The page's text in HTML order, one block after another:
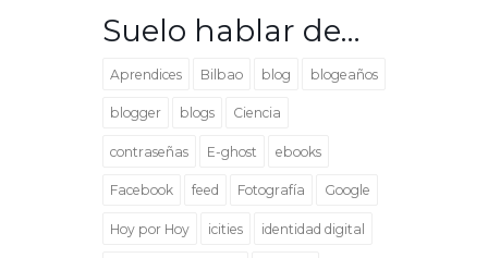
Suelo hablar de…
Aprendices Bilbao blog blogeaños
blogger blogs Ciencia
contraseñas E-ghost ebooks
Facebook feed Fotografía Google
Hoy por Hoy icities identidad digital